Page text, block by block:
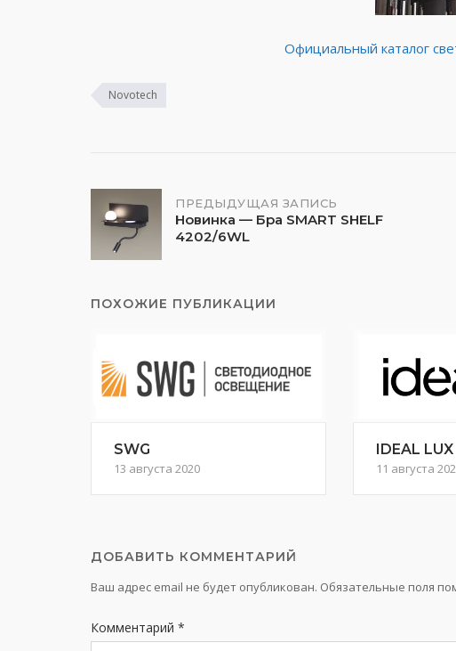
Официальный каталог
Novotech
Навигация
по
ПРЕДЫДУЩАЯ ЗАПИСЬ
Новинка — Бра SMART SHELF
4202/6WL
ПОХОЖИЕ ПУБЛИКАЦИИ
SWG
13 августа 2020
IDEAL LUX
11 августа
ДОБАВИТЬ КОММЕНТАРИЙ
Ваш адрес email не будет опубликован. Обязательные поля
Комментарий *